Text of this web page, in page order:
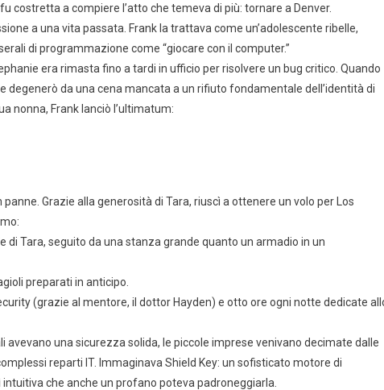
costretta a compiere l’atto che temeva di più: tornare a Denver.
a una vita passata. Frank la trattava come un’adolescente ribelle,
di programmazione come “giocare con il computer.”
era rimasta fino a tardi in ufficio per risolvere un bug critico. Quando
degenerò da una cena mancata a un rifiuto fondamentale dell’identità di
nonna, Frank lanciò l’ultimatum:
Grazie alla generosità di Tara, riuscì a ottenere un volo per Los
Tara, seguito da una stanza grande quanto un armadio in un
preparati in anticipo.
(grazie al mentore, il dottor Hayden) e otto ore ogni notte dedicate
una sicurezza solida, le piccole imprese venivano decimate dalle
reparti IT. Immaginava Shield Key: un sofisticato motore di
che anche un profano poteva padroneggiarla.